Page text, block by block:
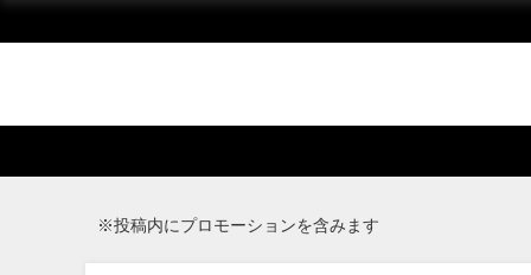
※投稿内にプロモーションを含みます